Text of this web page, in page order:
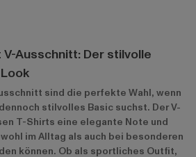
Ausschnitt: Der stilvolle
sind die perfekte Wahl, wenn
stilvolles Basic suchst. Der V-
T-Shirts eine elegante Note und
im Alltag als auch bei besonderen
können. Ob als sportliches Outfit,